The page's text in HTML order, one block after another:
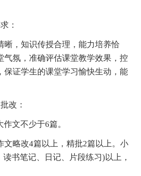
：
晰，知识传授合理，能力培养恰
气氛，准确评估课堂教学效果，控
保证学生的课堂学习愉快生动，能
改：
文不少于6篇。
文略改4篇以上，精批2篇以上。小
书笔记、日记、片段练习)以上，